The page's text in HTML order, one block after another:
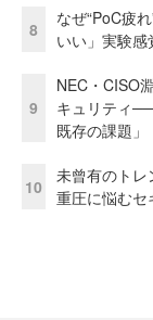
8
なぜ“PoC疲
いい」実験
9
NEC・CISO
キュリティ
既存の課題」
10
未曾有のト
重圧に悩むセ